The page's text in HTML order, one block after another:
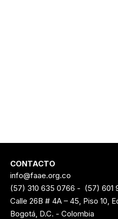
CONTACTO
info@faae.org.co
(57) 310 635 0766 - (57) 601
Calle 26B # 4A – 45, Piso 10,
Bogotá, D.C. - Colombia